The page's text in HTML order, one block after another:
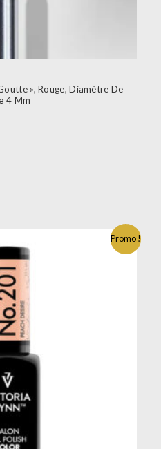
», Rouge, Diamètre De
4 Mm
Promo !